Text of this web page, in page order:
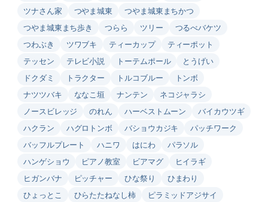
ツナさん家
つやま城東
つやま城東まちかつ
つやま城東まち歩き
つらら ツリー
つるべバケツ
つわぶき
ツワブキ ティーカップ
ティーポット
テッセン
テレビ小説 トーテムポール
とうげい
ドクダミ
トラクター トルコブルー
トンボ
ナツツバキ
ななこ垣 ナンテン
ネコジャラシ
ノースビレッジ
のれん ハーベストムーン
バイカウツギ
ハクラン
ハグロトンボ バショウカジキ
パッチワーク
バッフルプレート
ハニワ はにわ
パラソル
ハンゲショウ
ピアノ教室 ビアマグ
ヒイラギ
ヒガンバナ
ピッチャー ひな祭り
ひまわり
ひょっとこ
ひらたたねなし柿
ピラミッドアジサイ